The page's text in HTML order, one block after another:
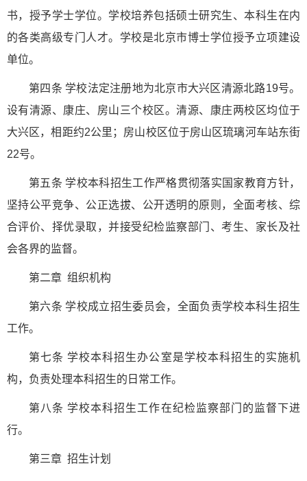
书，授予学士学位。学校培养包括硕士研究生、本科生在内
的各类高级专门人才。学校是北京市博士学位授予立项建设
单位。
第四条 学校法定注册地为北京市大兴区清源北路19号。
设有清源、康庄、房山三个校区。清源、康庄两校区均位于
大兴区，相距约2公里；房山校区位于房山区琉璃河车站东街
22号。
第五条 学校本科招生工作严格贯彻落实国家教育方针，
坚持公平竞争、公正选拔、公开透明的原则，全面考核、综
合评价、择优录取，并接受纪检监察部门、考生、家长及社
会各界的监督。
第二章 组织机构
第六条 学校成立招生委员会，全面负责学校本科生招生
工作。
第七条 学校本科招生办公室是学校本科招生的实施机
构，负责处理本科招生的日常工作。
第八条 学校本科招生工作在纪检监察部门的监督下进
行。
第三章 招生计划